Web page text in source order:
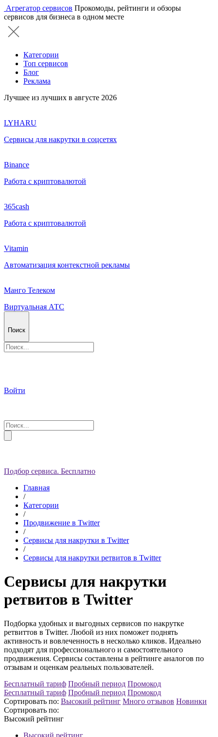
Агрегатор сервисов Прокомоды, рейтинги и обзоры
сервисов для бизнеса в одном месте
Категории
Топ сервисов
Блог
Реклама
Лучшее из лучших в августе 2026
LYHARU
Сервисы для накрутки в соцсетях
Binance
Работа с криптовалютой
365cash
Работа с криптовалютой
Vitamin
Автоматизация контекстной рекламы
Манго Телеком
Виртуальная АТС
Поиск
Войти
Подбор сервиса. Бесплатно
Главная
/
Категории
/
Продвижение в Twitter
/
Сервисы для накрутки в Twitter
/
Сервисы для накрутки ретвитов в Twitter
Сервисы для накрутки
ретвитов в Twitter
Подборка удобных и выгодных сервисов по накрутке
ретвиттов в Twitter. Любой из них поможет поднять
активность и вовлеченность в несколько кликов. Идеально
подходят для профессионального и самостоятельного
продвижения. Сервисы составлены в рейтинге аналогов по
отзывам и оценкам реальных пользователей.
Бесплатный тариф Пробный период Промокод
Бесплатный тариф Пробный период Промокод
Сортировать по: Высокий рейтинг Много отзывов Новинки
Сортировать по:
Высокий рейтинг
Высокий рейтинг